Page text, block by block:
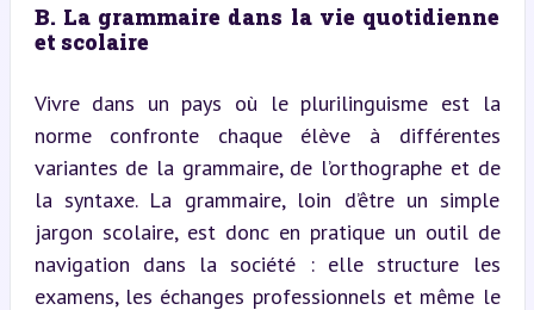
B. La grammaire dans la vie quotidienne
et scolaire
Vivre dans un pays où le plurilinguisme est la
norme confronte chaque élève à différentes
variantes de la grammaire, de l’orthographe et de
la syntaxe. La grammaire, loin d’être un simple
jargon scolaire, est donc en pratique un outil de
navigation dans la société : elle structure les
examens, les échanges professionnels et même le